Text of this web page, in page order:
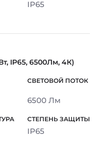
IP65
IP65, 6500Лм, 4К)
6500 Лм
IP65